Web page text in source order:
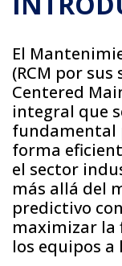
El
(RCM por
Centered
integral que
fundamental
forma
el sector
más allá del
predictivo
maximizar la
los equipos